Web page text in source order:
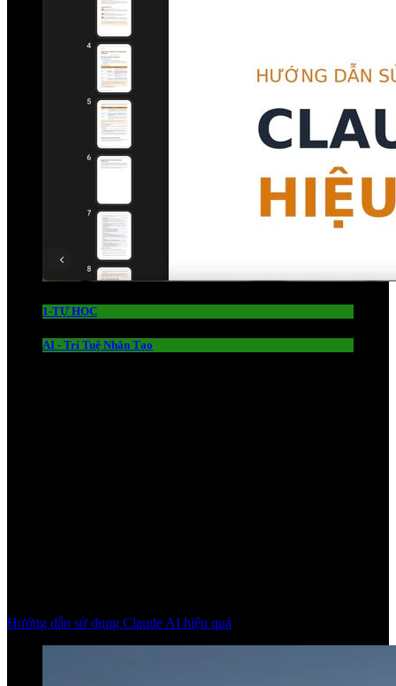
1-TỰ HỌC
AI - Trí Tuệ Nhân Tạo
Hướng dẫn sử dụng Claude AI hiệu quả